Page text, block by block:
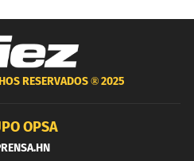
RESERVADOS ®2025
OPSA